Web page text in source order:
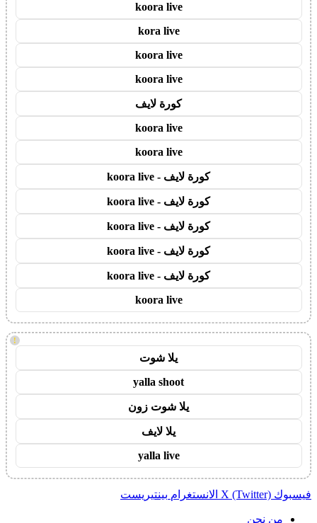
koora live
kora live
koora live
koora live
كورة لايف
koora live
koora live
كورة لايف - koora live
كورة لايف - koora live
كورة لايف - koora live
كورة لايف - koora live
كورة لايف - koora live
koora live
!
يلا شوت
yalla shoot
يلا شوت زون
يلا لايف
yalla live
فيسبوك X (Twitter) الانستغرام بينتيريست
من نحن